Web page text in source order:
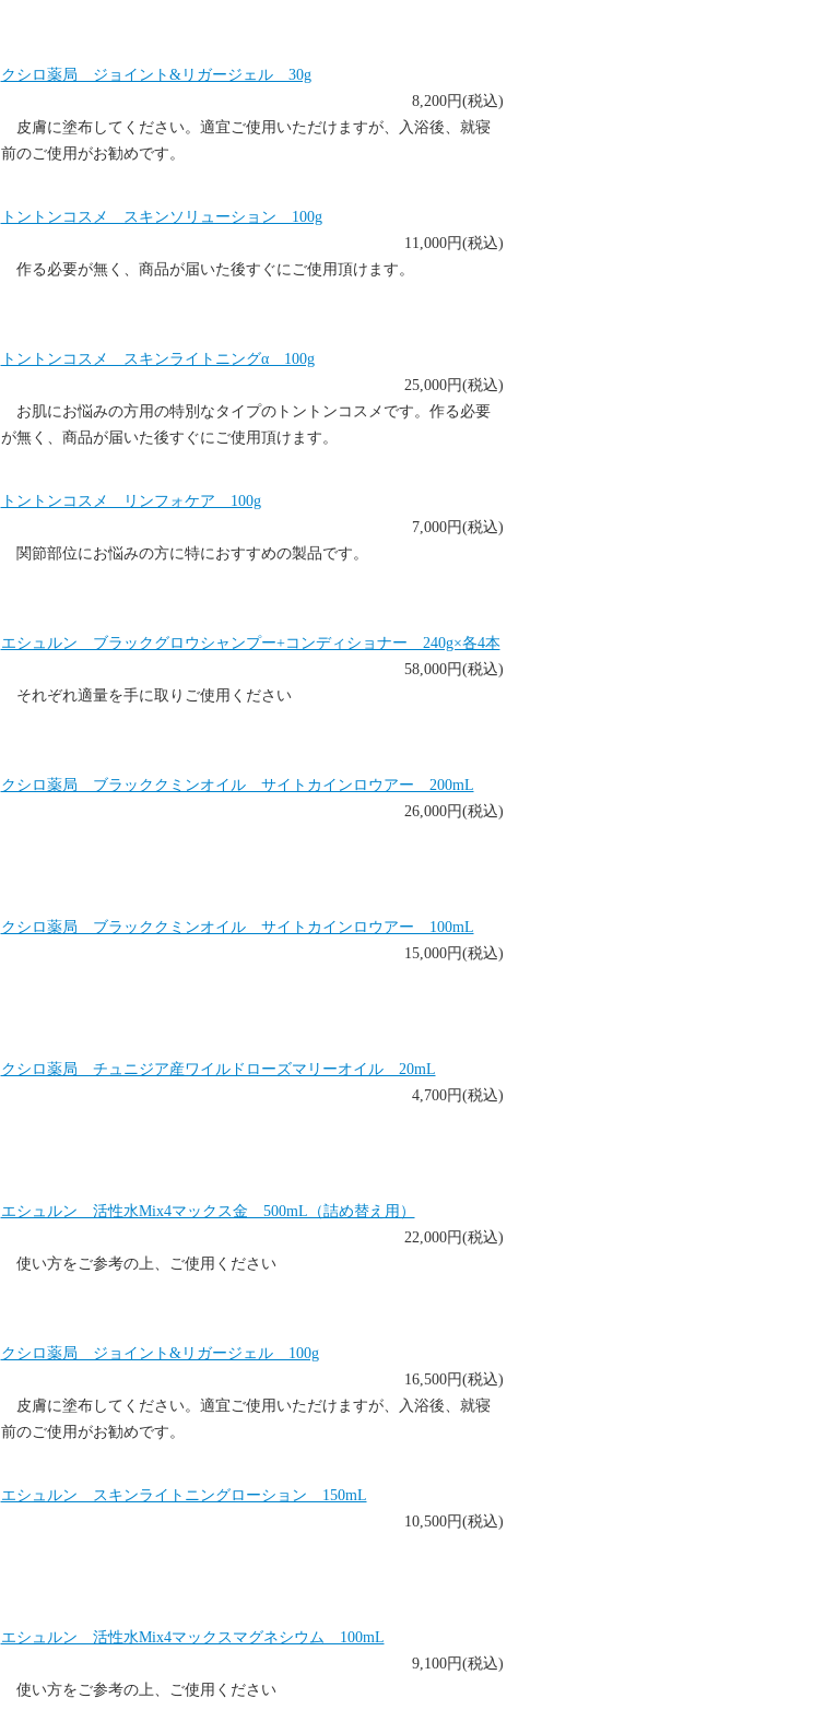
クシロ薬局 ジョイント&リガージェル 30g
8,200円(税込)
皮膚に塗布してください。適宜ご使用いただけますが、入浴後、就寝
前のご使用がお勧めです。
トントンコスメ スキンソリューション 100g
11,000円(税込)
作る必要が無く、商品が届いた後すぐにご使用頂けます。
トントンコスメ スキンライトニングα 100g
25,000円(税込)
お肌にお悩みの方用の特別なタイプのトントンコスメです。作る必要
が無く、商品が届いた後すぐにご使用頂けます。
トントンコスメ リンフォケア 100g
7,000円(税込)
関節部位にお悩みの方に特におすすめの製品です。
エシュルン ブラックグロウシャンプー+コンディショナー 240g×各4本
58,000円(税込)
それぞれ適量を手に取りご使用ください
クシロ薬局 ブラッククミンオイル サイトカインロウアー 200mL
26,000円(税込)
クシロ薬局 ブラッククミンオイル サイトカインロウアー 100mL
15,000円(税込)
クシロ薬局 チュニジア産ワイルドローズマリーオイル 20mL
4,700円(税込)
エシュルン 活性水Mix4マックス金 500mL（詰め替え用）
22,000円(税込)
使い方をご参考の上、ご使用ください
クシロ薬局 ジョイント&リガージェル 100g
16,500円(税込)
皮膚に塗布してください。適宜ご使用いただけますが、入浴後、就寝
前のご使用がお勧めです。
エシュルン スキンライトニングローション 150mL
10,500円(税込)
エシュルン 活性水Mix4マックスマグネシウム 100mL
9,100円(税込)
使い方をご参考の上、ご使用ください